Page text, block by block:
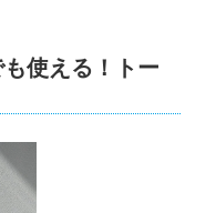
使える！トー